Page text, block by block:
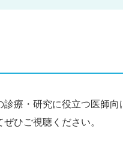
療・研究に役立つ医師
ひご視聴ください。